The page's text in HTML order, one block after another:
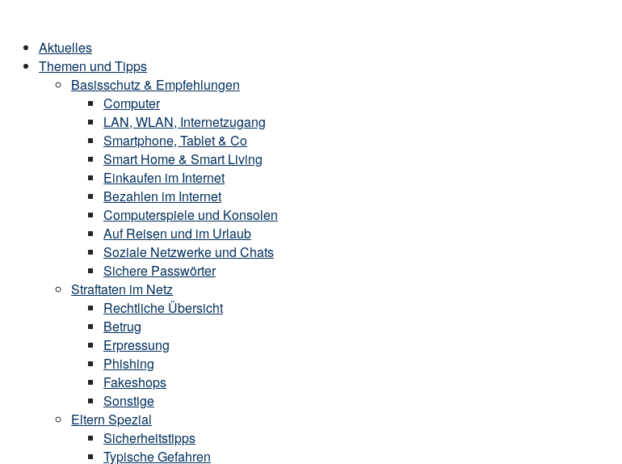
content
Menu Aktuelles
Themen und Tipps
Basisschutz & Empfehlungen
Computer
LAN, WLAN, Internetzugang
Smartphone, Tablet & Co
Smart Home & Smart Living
Einkaufen im Internet
Bezahlen im Internet
Computerspiele und Konsolen
Auf Reisen und im Urlaub
Soziale Netzwerke und Chats
Sichere Passwörter
Straftaten im Netz
Rechtliche Übersicht
Betrug
Erpressung
Phishing
Fakeshops
Sonstige
Eltern Spezial
Sicherheitstipps
Typische Gefahren